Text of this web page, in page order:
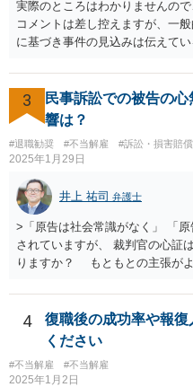
み切る等段階的に手順をい踏ん
性が高まります。 高度人材の中
うわけではありませんが、高度
相応に高い能力を求められてい
低い新卒の社員と比較すると厳
判断が比較的甘くなるという可
度人材の中途社員の場合でもや
となります。 今回のようなリス
無期雇用契約ではなく有期雇用
る、業務委託契約を検討すると
（※業務委託契約を検討される場
用契約関係であると判断される
生にもご相談の上慎重にご判断
実際のところはわかりませんの
コメントは差し控えますが、一
に基づき事件の見込みは伝えて
れを経営者自身が問題と感じて
書きのような経営者のマインド
根本的には弁護士選び含めて経
思います。実際、事件の見込み
伝えしても考えを変えていただ
理人として説明説得を尽くして
ら、事件がうまくいかないこと
ということも多いと思います。
の良いものではないので自ら辞
的にはお分かりいただけるだろ
相談者さんが、今の弁護士さん
り経営者の考えが歪められ、こ
懸念するのであれば、ご相談者
考えを改められるよう進言なさ
3
民事訴訟での被告の
響は？
#退職勧奨 #不当解雇 #訴訟・損害賠
2025年1月29日
井上 祐司 弁護士
>「原告は社会常識がなく」 「
されていますが、 裁判官の心証
りますか？ もともとの主張が
勝ち負けは、法律構成に必要な
す。その意味では「無益的記
い主張で、過度に攻撃的な文章
全くない事項です。 こういっ
ルーする方が印象はよいのが普通
4
復職後の成功率や報
ください
#不当解雇 #不当解雇
2025年1月2日